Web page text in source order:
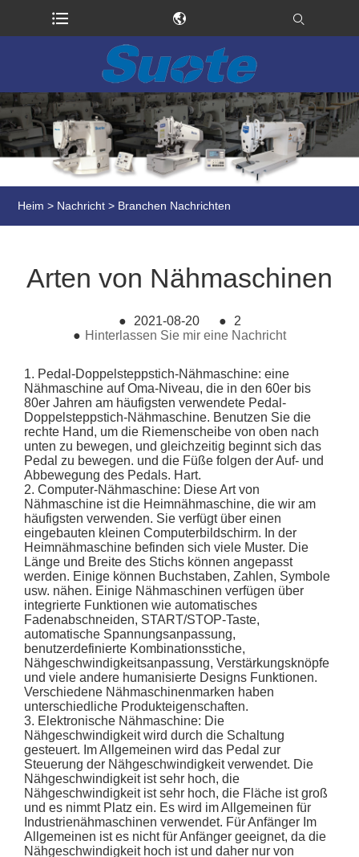
Heim > Nachricht > Branchen Nachrichten
Arten von Nähmaschinen
● 2021-08-20 ●
2
● Hinterlassen Sie mir eine Nachricht
1. Pedal-Doppelsteppstich-Nähmaschine: eine
Nähmaschine auf Oma-Niveau, die in den 60er bis
80er Jahren am häufigsten verwendete Pedal-
Doppelsteppstich-Nähmaschine. Benutzen Sie die
rechte Hand, um die Riemenscheibe von oben nach
unten zu bewegen, und gleichzeitig beginnt sich das
Pedal zu bewegen. und die Füße folgen der Auf- und
Abbewegung des Pedals. Hart.
2. Computer-Nähmaschine: Diese Art von
Nähmaschine ist die Heimnähmaschine, die wir am
häufigsten verwenden. Sie verfügt über einen
eingebauten kleinen Computerbildschirm. In der
Heimnähmaschine befinden sich viele Muster. Die
Länge und Breite des Stichs können angepasst
werden. Einige können Buchstaben, Zahlen, Symbole
usw. nähen. Einige Nähmaschinen verfügen über
integrierte Funktionen wie automatisches
Fadenabschneiden, START/STOP-Taste,
automatische Spannungsanpassung,
benutzerdefinierte Kombinationsstiche,
Nähgeschwindigkeitsanpassung, Verstärkungsknöpfe
und viele andere humanisierte Designs Funktionen.
Verschiedene Nähmaschinenmarken haben
unterschiedliche Produkteigenschaften.
3. Elektronische Nähmaschine: Die
Nähgeschwindigkeit wird durch die Schaltung
gesteuert. Im Allgemeinen wird das Pedal zur
Steuerung der Nähgeschwindigkeit verwendet. Die
Nähgeschwindigkeit ist sehr hoch, die
Nähgeschwindigkeit ist sehr hoch, die Fläche ist groß
und es nimmt Platz ein. Es wird im Allgemeinen für
Industrienähmaschinen verwendet. Für Anfänger Im
Allgemeinen ist es nicht für Anfänger geeignet, da die
Nähgeschwindigkeit hoch ist und daher nur von